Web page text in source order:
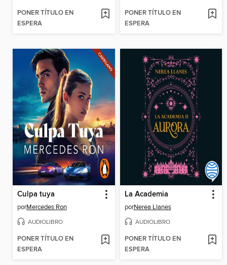
PONER TÍTULO EN
ESPERA
PONER TÍTULO EN
ESPERA
Culpa tuya
porMercedes Ron
AUDIOLIBRO
PONER TÍTULO EN
ESPERA
La Academia
porNerea Llanes
AUDIOLIBRO
PONER TÍTULO EN
ESPERA